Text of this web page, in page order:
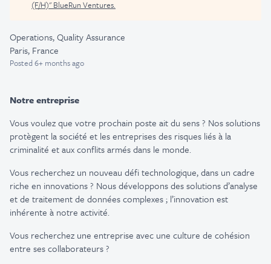
(F/H)"BlueRun Ventures.
Operations, Quality Assurance
Paris, France
Posted6+ months ago
Notre entreprise
Vous voulez que votre prochain poste ait du sens ? Nos solutions
protègent la société et les entreprises des risques liés à la
criminalité et aux conflits armés dans le monde.
Vous recherchez un nouveau défi technologique, dans un cadre
riche en innovations ? Nous développons des solutions d’analyse
et de traitement de données complexes ; l’innovation est
inhérente à notre activité.
Vous recherchez une entreprise avec une culture de cohésion
entre ses collaborateurs ?